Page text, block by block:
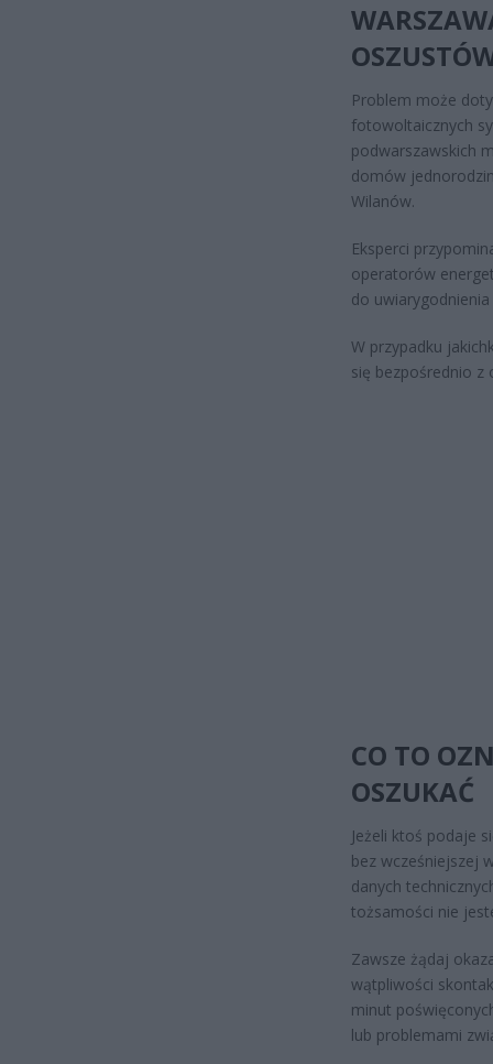
Problem może
fotowoltaicznych
podwarszawskich
domów
Wilanów.
Eksperci
operatorów
do
W przypadku
się bezpośrednio z
CO TO
OSZUKAĆ
Jeżeli ktoś podaje
bez wcześniejszej
danych
tożsamości nie
Zawsze żądaj
wątpliwości
minut
lub problemami